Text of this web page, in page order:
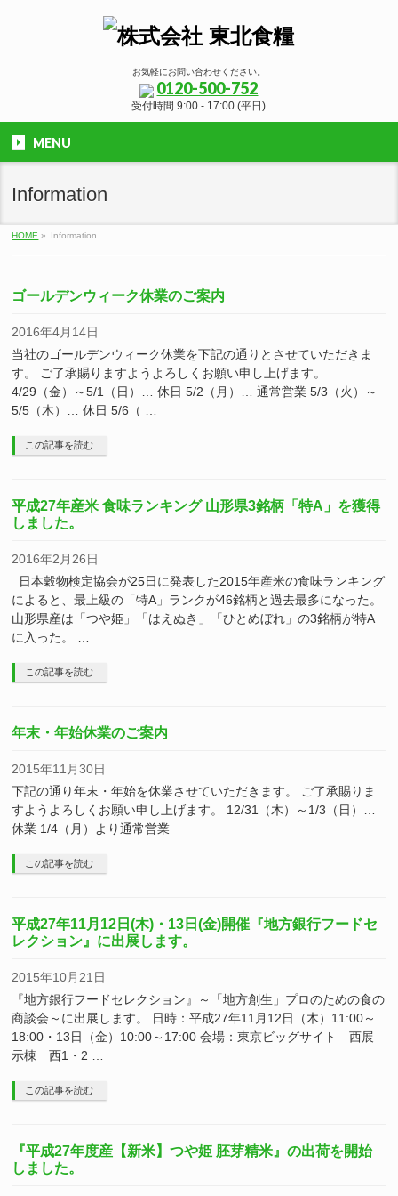
お気軽にお問い合わせください。
0120-500-752
受付時間 9:00 - 17:00 (平日)
MENU
Information
HOME » Information
ゴールデンウィーク休業のご案内
2016年4月14日
当社のゴールデンウィーク休業を下記の通りとさせていただきま
す。 ご了承賜りますようよろしくお願い申し上げます。
4/29（金）～5/1（日）… 休日 5/2（月）… 通常営業 5/3（火）～
5/5（木）… 休日 5/6（ …
この記事を読む
平成27年産米 食味ランキング 山形県3銘柄「特A」を獲得
しました。
2016年2月26日
日本穀物検定協会が25日に発表した2015年産米の食味ランキング
によると、最上級の「特A」ランクが46銘柄と過去最多になった。
山形県産は「つや姫」「はえぬき」「ひとめぼれ」の3銘柄が特A
に入った。 …
この記事を読む
年末・年始休業のご案内
2015年11月30日
下記の通り年末・年始を休業させていただきます。 ご了承賜りま
すようよろしくお願い申し上げます。 12/31（木）～1/3（日）…
休業 1/4（月）より通常営業
この記事を読む
平成27年11月12日(木)・13日(金)開催『地方銀行フードセ
レクション』に出展します。
2015年10月21日
『地方銀行フードセレクション』～「地方創生」プロのための食の
商談会～に出展します。 日時：平成27年11月12日（木）11:00～
18:00・13日（金）10:00～17:00 会場：東京ビッグサイト 西展
示棟 西1・2 …
この記事を読む
『平成27年度産【新米】つや姫 胚芽精米』の出荷を開始
しました。